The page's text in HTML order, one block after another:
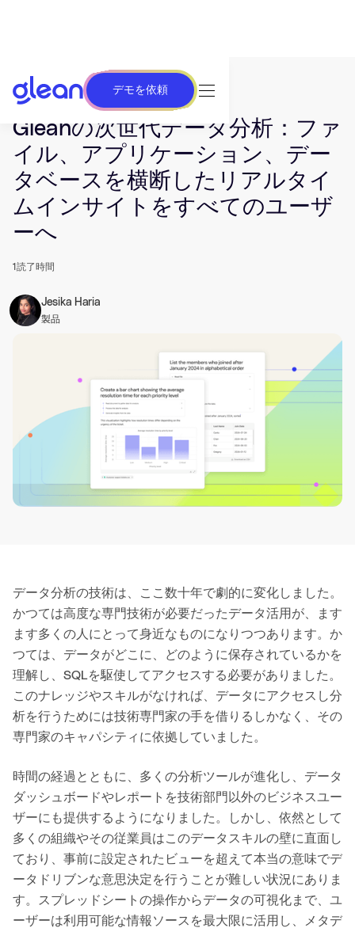
デモを依頼
発行済み Feb 12, 2025. 最終更新日 Jun 26, 2025.
Gleanの次世代データ分析：ファ
イル、アプリケーション、デー
タベースを横断したリアルタイ
ムインサイトをすべてのユーザ
ーへ
1 読了時間
Jesika Haria
製品
データ分析の技術は、ここ数十年で劇的に変化しました。
かつては高度な専門技術が必要だったデータ活用が、ます
ます多くの人にとって身近なものになりつつあります。か
つては、データがどこに、どのように保存されているかを
理解し、SQLを駆使してアクセスする必要がありました。
このナレッジやスキルがなければ、データにアクセスし分
析を行うためには技術専門家の手を借りるしかなく、その
専門家のキャパシティに依拠していました。
時間の経過とともに、多くの分析ツールが進化し、データ
ダッシュボードやレポートを技術部門以外のビジネスユー
ザーにも提供するようになりました。しかし、依然として
多くの組織やその従業員はこのデータスキルの壁に直面し
ており、事前に設定されたビューを超えて本当の意味でデ
ータドリブンな意思決定を行うことが難しい状況にありま
す。スプレッドシートの操作からデータの可視化まで、ユ
ーザーは利用可能な情報ソースを最大限に活用し、メタデ